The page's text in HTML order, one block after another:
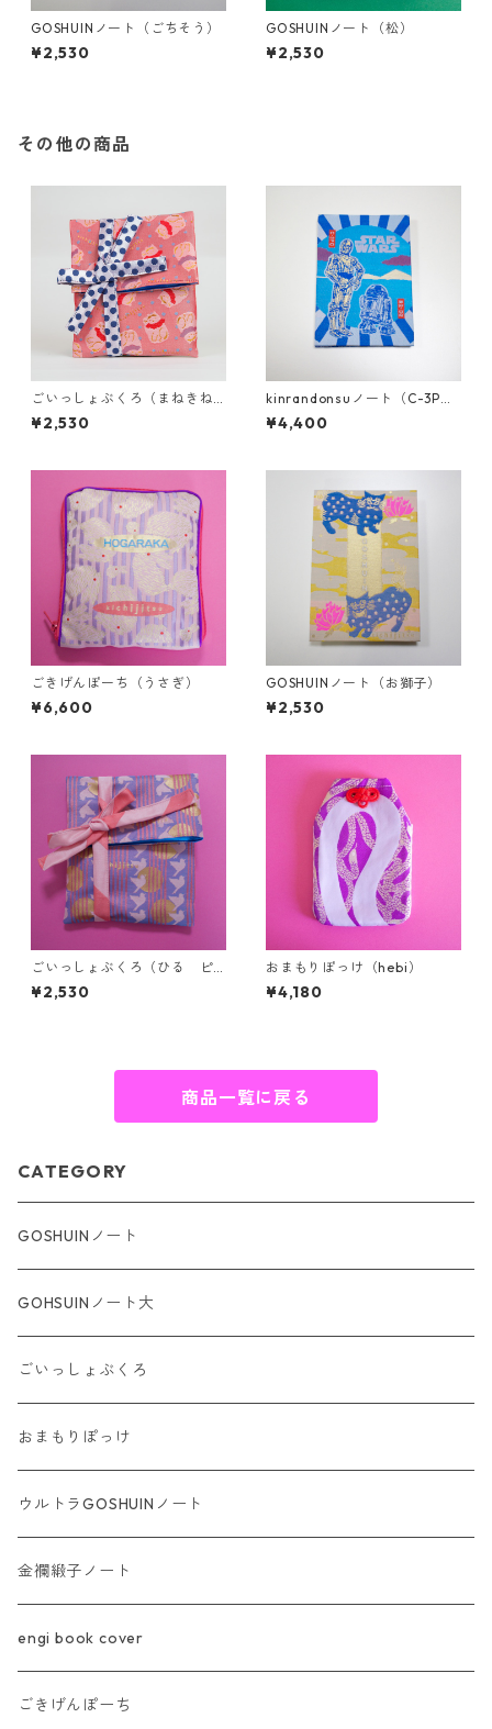
GOSHUINノート（ごちそう）
¥2,530
GOSHUINノート（松）
¥2,530
その他の商品
ごいっしょぶくろ（まねきね
こ 赤）
¥2,530
kinrandonsuノート（C-3P
O、R2-D2）
¥4,400
ごきげんぽーち（うさぎ）
¥6,600
GOSHUINノート（お獅子）
¥2,530
ごいっしょぶくろ（ひる ピ
ンク）
¥2,530
おまもりぽっけ（hebi）
¥4,180
商品一覧に戻る
CATEGORY
GOSHUINノート
GOHSUINノート大
ごいっしょぶくろ
おまもりぽっけ
ウルトラGOSHUINノート
金襴緞子ノート
engi book cover
ごきげんぽーち